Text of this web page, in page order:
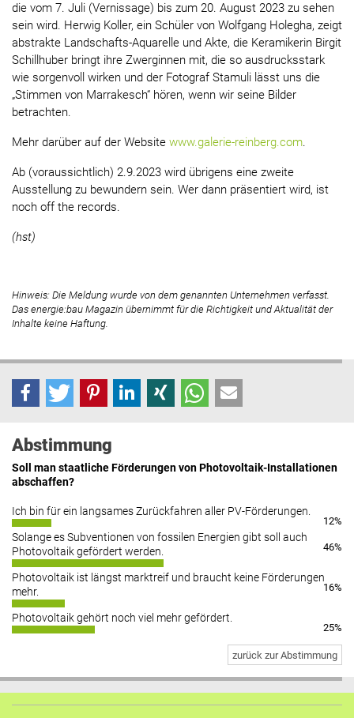
die vom 7. Juli (Vernissage) bis zum 20. August 2023 zu sehen
sein wird. Herwig Koller, ein Schüler von Wolfgang Holegha, zeigt
abstrakte Landschafts-Aquarelle und Akte, die Keramikerin Birgit
Schillhuber bringt ihre Zwerginnen mit, die so ausdrucksstark
wie sorgenvoll wirken und der Fotograf Stamuli lässt uns die
„Stimmen von Marrakesch“ hören, wenn wir seine Bilder
betrachten.
Mehr darüber auf der Website www.galerie-reinberg.com.
Ab (voraussichtlich) 2.9.2023 wird übrigens eine zweite
Ausstellung zu bewundern sein. Wer dann präsentiert wird, ist
noch off the records.
(hst)
Hinweis: Die Meldung wurde von dem genannten Unternehmen verfasst.
Das energie:bau Magazin übernimmt für die Richtigkeit und Aktualität der
Inhalte keine Haftung.
Abstimmung
Soll man staatliche Förderungen von Photovoltaik-Installationen
abschaffen?
Ich bin für ein langsames Zurückfahren aller PV-Förderungen.
12%
Solange es Subventionen von fossilen Energien gibt soll auch
Photovoltaik gefördert werden.
46%
Photovoltaik ist längst marktreif und braucht keine Förderungen
mehr.
16%
Photovoltaik gehört noch viel mehr gefördert.
25%
zurück zur Abstimmung